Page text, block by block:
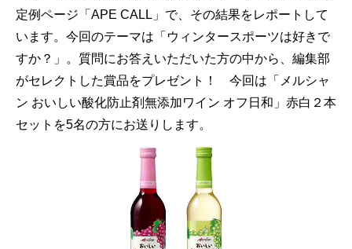
定例ページ「APE CALL」で、その結果をレポートして
います。今回のテーマは「ウィンタースポーツは好きで
すか？」。質問にお答えいただいた方の中から、編集部
がセレクトした賞品をプレゼント！ 今回は「メルシャ
ン おいしい酸化防止剤無添加ワイン オフ日和」赤白２本
セットを5名の方にお送りします。